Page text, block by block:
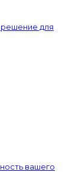
для
вашего